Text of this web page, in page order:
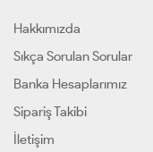
Hakkımızda
Sıkça Sorulan Sorular
Banka Hesaplarımız
Sipariş Takibi
İletişim